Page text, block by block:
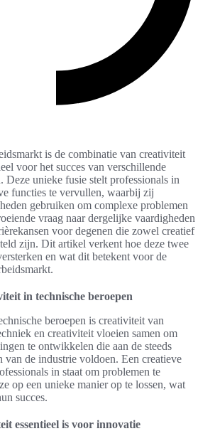
is de combinatie van creativiteit
voor het succes van verschillende
Deze unieke fusie stelt professionals in
functies te vervullen, waarbij zij
gebruiken om complexe problemen
vraag naar dergelijke vaardigheden
voor degenen die zowel creatief
zijn. Dit artikel verkent hoe deze twee
en wat dit betekent voor de
in technische beroepen
beroepen is creativiteit van
en creativiteit vloeien samen om
te ontwikkelen die aan de steeds
van de industrie voldoen. Een creatieve
in staat om problemen te
op een unieke manier op te lossen, wat
succes.
essentieel is voor innovatie